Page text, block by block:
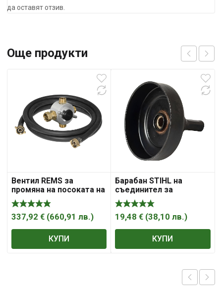
да оставят отзив.
Още продукти
Вентил REMS за
промяна на посоката на
пропускане 1/2 „, Solar-
Push
337,92 € (660,91 лв.)
КУПИ
Барабан STIHL на
съединител за
бензинова коса FS 38,
FS45
19,48€ (38,10лв.)
КУПИ